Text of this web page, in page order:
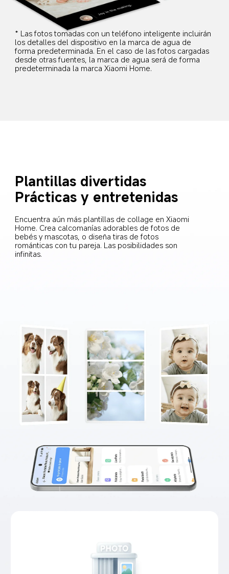
* Las fotos tomadas con un teléfono inteligente incluirán
los detalles del dispositivo en la marca de agua de
forma predeterminada. En el caso de las fotos cargadas
desde otras fuentes, la marca de agua será de forma
predeterminada la marca Xiaomi Home.
Plantillas divertidas
Prácticas y entretenidas
Encuentra aún más plantillas de collage en Xiaomi
Home. Crea calcomanías adorables de fotos de
bebés y mascotas, o diseña tiras de fotos
románticas con tu pareja. Las posibilidades son
infinitas.